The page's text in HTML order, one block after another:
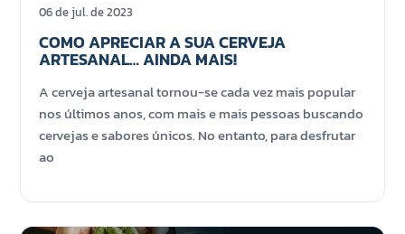
06 de jul. de 2023
COMO APRECIAR A SUA CERVEJA
ARTESANAL… AINDA MAIS!
A cerveja artesanal tornou-se cada vez mais popular
nos últimos anos, com mais e mais pessoas buscando
cervejas e sabores únicos. No entanto, para desfrutar
ao